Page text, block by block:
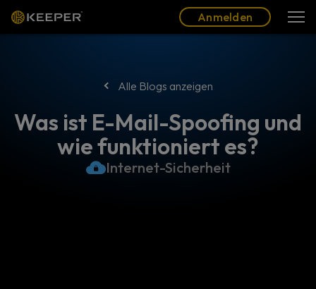
Anmelden
Alle Blogs anzeigen
Was ist E-Mail-Spoofing und
wie funktioniert es?
Internet-Sicherheit